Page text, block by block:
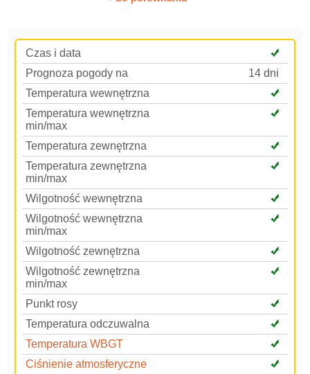
Czas i data
Prognoza pogody na
14 dni
Temperatura wewnętrzna
Temperatura wewnętrzna
min/max
Temperatura zewnętrzna
Temperatura zewnętrzna
min/max
Wilgotność wewnętrzna
Wilgotność wewnętrzna
min/max
Wilgotność zewnętrzna
Wilgotność zewnętrzna
min/max
Punkt rosy
Temperatura odczuwalna
Temperatura WBGT
Ciśnienie atmosferyczne